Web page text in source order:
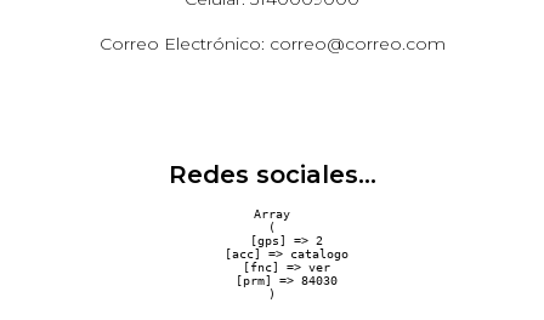
Correo Electrónico: correo@correo.com
Redes sociales...
Array
(
    [gps] => 2
    [acc] => catalogo
    [fnc] => ver
    [prm] => 84030